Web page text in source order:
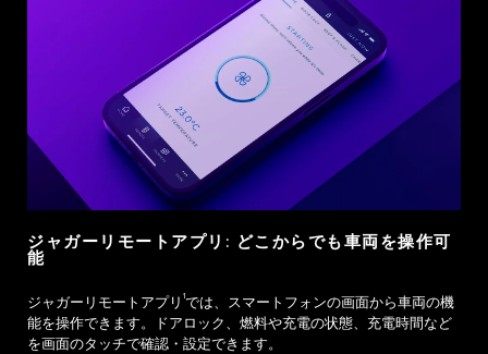
ジャガーリモートアプリ: どこからでも車両を操作可
能
ジャガーリモートアプリ 1では、スマートフォンの画面から車両の機
能を操作できます。ドアロック、燃料や充電の状態、充電時間など
を画面のタッチで確認・設定できます。